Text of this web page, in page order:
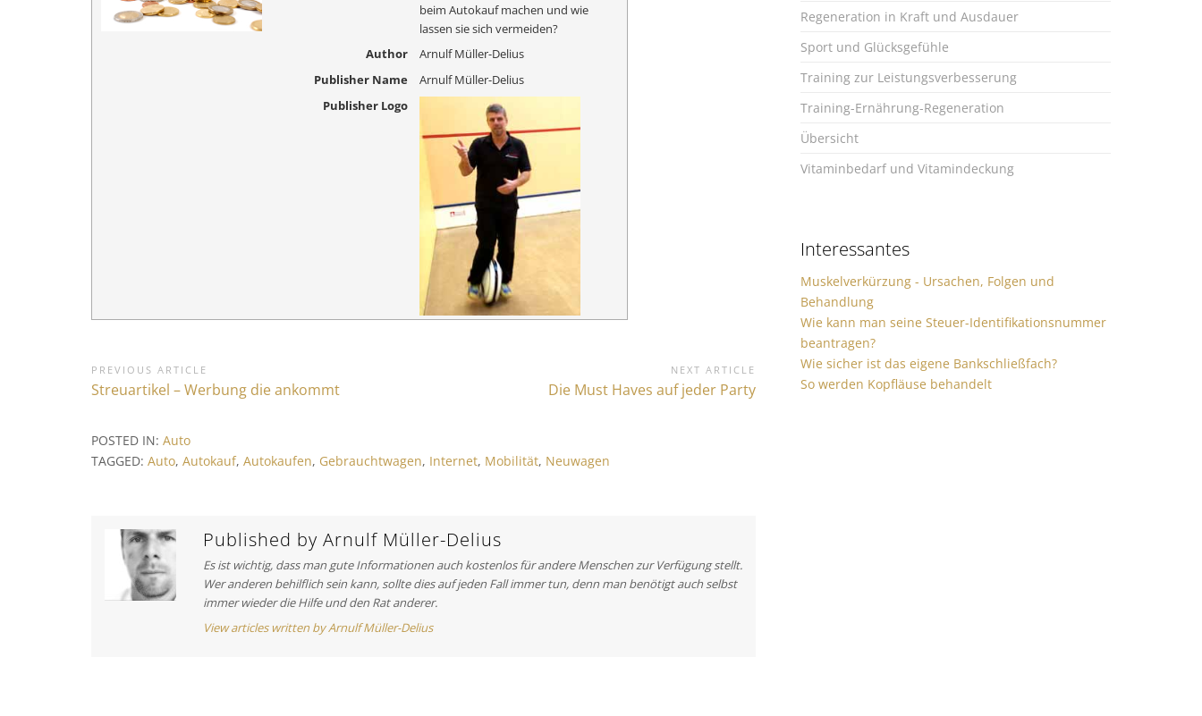
beim Autokauf machen und wie
lassen sie sich vermeiden?
Author
Arnulf Müller-Delius
Publisher Name
Arnulf Müller-Delius
Publisher Logo
B
e
i
t
n
PREVIOUS ARTICLE
P
v
i
Streuartikel – Werbung die ankommt
NEXT ARTICLE
N
A
l
Die Must Haves auf jeder Party
POSTED IN: Auto
TAGGED: Auto, Autokauf, Autokaufen, Gebrauchtwagen, Internet, Mobilität, Neuwagen
Published by Arnulf Müller-Delius
Es ist wichtig, dass man gute Informationen auch kostenlos für andere Menschen zur Verfügung stellt.
Wer anderen behilflich sein kann, sollte dies auf jeden Fall immer tun, denn man benötigt auch selbst
immer wieder die Hilfe und den Rat anderer.
View articles written by Arnulf Müller-Delius
Regeneration in Kraft und Ausdauer
Sport und Glücksgefühle
Training zur Leistungsverbesserung
Training-Ernährung-Regeneration
Übersicht
Vitaminbedarf und Vitamindeckung
Interessantes
Muskelverkürzung - Ursachen, Folgen und
Behandlung
Wie kann man seine Steuer-Identifikationsnummer
beantragen?
Wie sicher ist das eigene Bankschließfach?
So werden Kopfläuse behandelt